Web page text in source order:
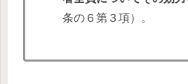
条の６第３項）。